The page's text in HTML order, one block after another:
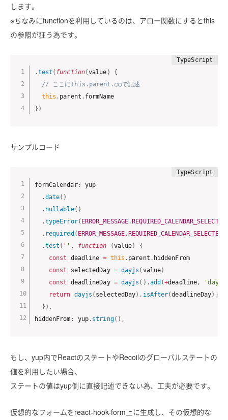
します。
※ちなみにfunctionを利用しているのは、アロー関数にするとthis
の参照が狂う為です。
.test ( function(value )
{
// ここにthis.parent.◯◯で記述
this . parent .
formName
} )
サンプルコード
formCalendar:
yup
.date( )
. nullable( )
.typeError( ERROR_MESSAGE .REQUIRED_CALENDAR_SELECTED
. required ( ERROR_MESSAGE .REQUIRED_CALENDAR_SELECTED
.test ( '' , function (value)
{
const
deadline = this . parent . hiddenFrom
const
selectedDay = dayjs ( value)
const
deadlineDay = dayjs ( ) .add (+deadline , 'day'
return dayjs ( selectedDay) . isAfter(deadlineDay) ;
} ) ,
hiddenFrom : yup . string( ) ,
もし、yup内でReactのステートやRecoilのグローバルステートの
値を利用したい場合、
ステートの値はyup側に直接記述できない為、工夫が必要です。
仮想的なフォームをreact-hook-form上に生成し、その仮想的な